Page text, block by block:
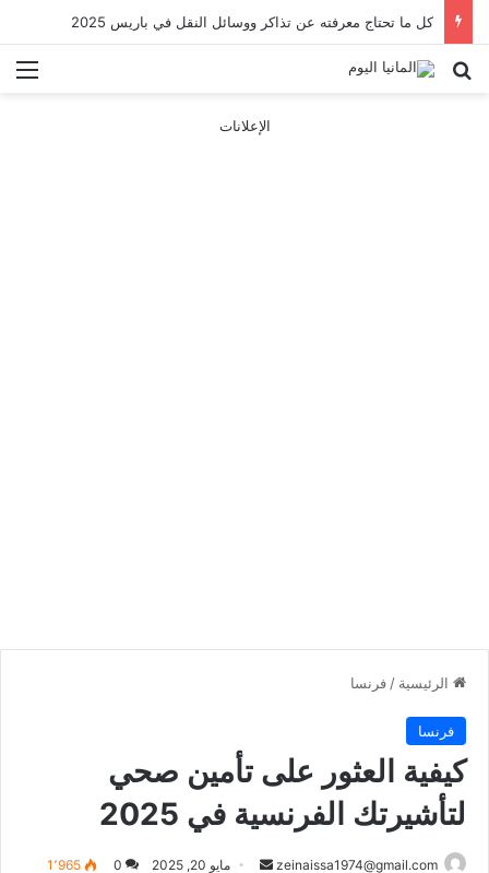
كل ما تحتاج معرفته عن تذاكر ووسائل النقل في باريس 2025
بحث عن
الإعلانات
الرئيسية / فرنسا
فرنسا
كيفية العثور على تأمين صحي
لتأشيرتك الفرنسية في 2025
zeinaissa1974@gmail.com
أرسل مايو 20, 2025 0 1٬965